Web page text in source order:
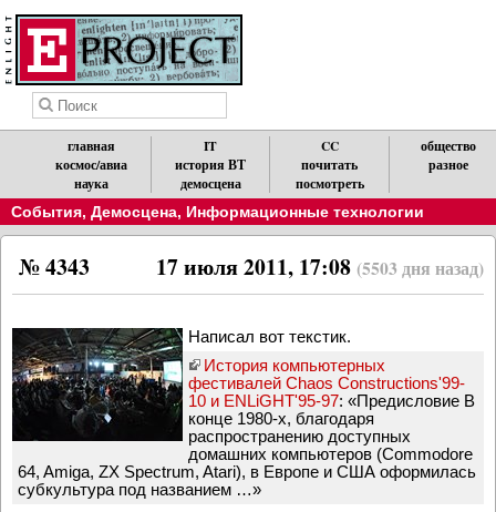
главная
космос/авиа
наука
IT
история ВТ
демосцена
CC
почитать
посмотреть
общество
разное
События, Демосцена, Информационные технологии
17 июля 2011, 17:08 (5503 дня назад)
№ 4343
Написал вот текстик.
История компьютерных
фестивалей Chaos Constructions'99-
10 и ENLiGHT'95-97: «Предисловие В
конце 1980-х, благодаря
распространению доступных
домашних компьютеров (Commodore
64, Amiga, ZX Spectrum, Atari), в Европе и США оформилась
субкультура под названием …»